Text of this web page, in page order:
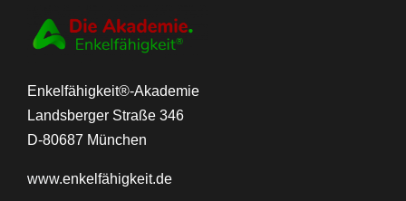
Enkelfähigkeit®-Akademie
Landsberger Straße 346
D-80687 München
www.enkelfähigkeit.de